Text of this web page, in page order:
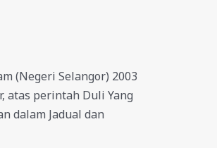
(Negeri Selangor) 2003
atas perintah Duli Yang
dalam Jadual dan